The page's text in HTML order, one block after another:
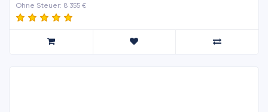
Ohne Steuer: 8 355 €